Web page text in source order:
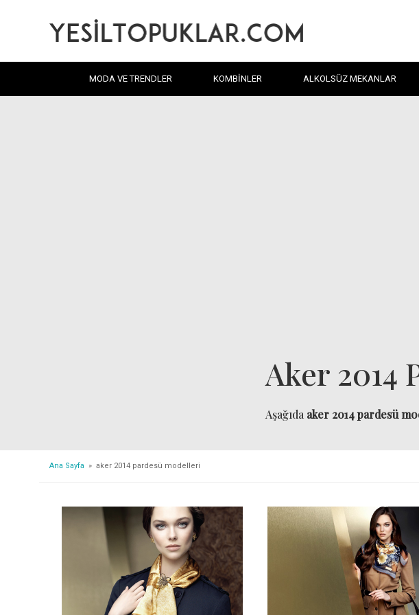
MODA VE TRENDLER KOMBINLER ALKOLSÜZ MEKANLAR
Aker 2014
Aşağıda aker 2014 pardesü
Ana Sayfa » aker 2014 pardesü modelleri